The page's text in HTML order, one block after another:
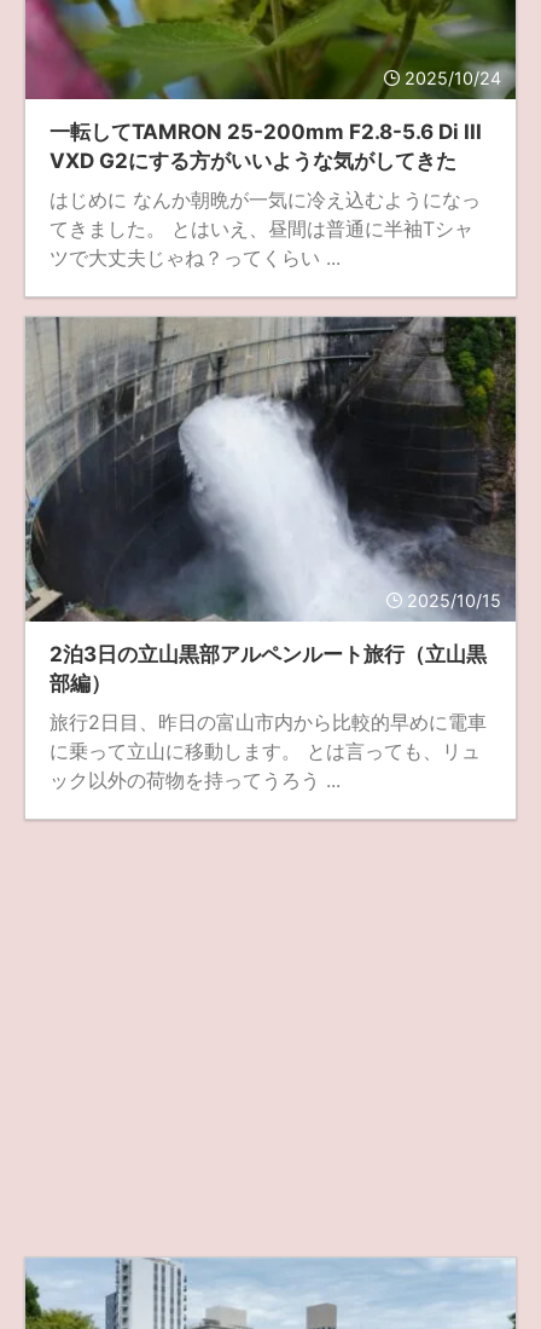
2025/10/24
一転してTAMRON 25-200mm F2.8-5.6 Di III
VXD G2にする方がいいような気がしてきた
はじめに なんか朝晩が一気に冷え込むようになっ
てきました。 とはいえ、昼間は普通に半袖Tシャ
ツで大丈夫じゃね？ってくらい ...
2025/10/15
2泊3日の立山黒部アルペンルート旅行（立山黒
部編）
旅行2日目、昨日の富山市内から比較的早めに電車
に乗って立山に移動します。 とは言っても、リュ
ック以外の荷物を持ってうろう ...